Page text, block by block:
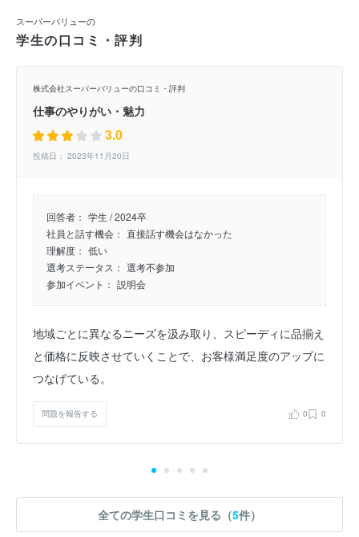
スーパーバリューの
学生の口コミ・評判
株式会社スーパーバリューの口コミ・評判
仕事のやりがい・魅力
3.0
投稿日： 2023年11月20日
回答者： 学生 / 2024卒
社員と話す機会： 直接話す機会はなかった
理解度： 低い
選考ステータス： 選考不参加
参加イベント： 説明会
地域ごとに異なるニーズを汲み取り、スピーディに品揃え
と価格に反映させていくことで、お客様満足度のアップに
つなげている。
問題を報告する 0 0
全ての学生口コミを見る（5件）